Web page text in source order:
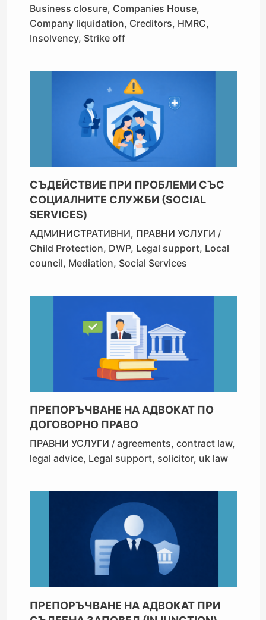
Business closure, Companies House,
Company liquidation, Creditors, HMRC,
Insolvency, Strike off
СЪДЕЙСТВИЕ ПРИ ПРОБЛЕМИ СЪС
СОЦИАЛНИТЕ СЛУЖБИ (SOCIAL
SERVICES)
АДМИНИСТРАТИВНИ, ПРАВНИ УСЛУГИ /
Child Protection, DWP, Legal support, Local
council, Mediation, Social Services
ПРЕПОРЪЧВАНЕ НА АДВОКАТ ПО
ДОГОВОРНО ПРАВО
ПРАВНИ УСЛУГИ /agreements,contract law,
legal advice, Legal support, solicitor, uk law
ПРЕПОРЪЧВАНЕ НА АДВОКАТ ПРИ